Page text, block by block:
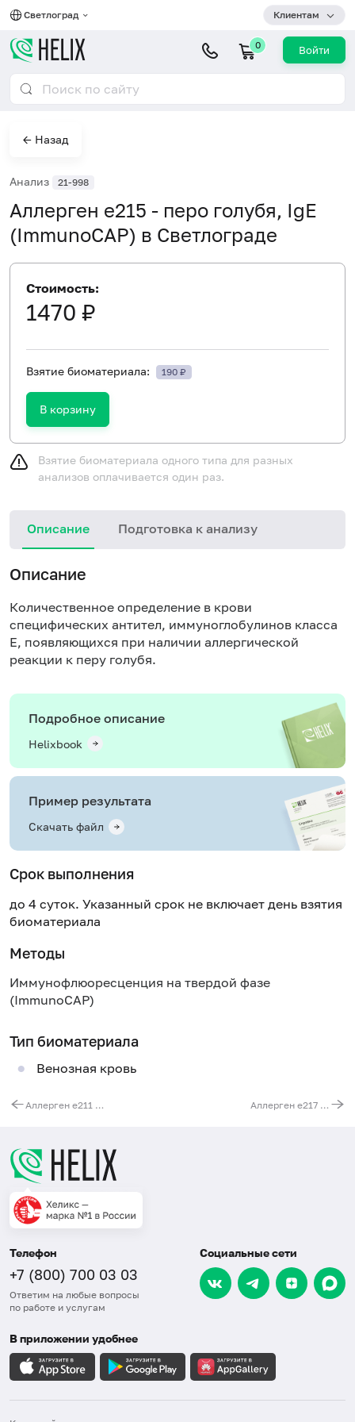
Светлоград Клиентам
0 Войти
← Назад
Анализ 21-998
Аллерген e215 - перо голубя, IgE
(ImmunoCAP) в Светлограде
Стоимость:
1470 ₽
Взятие биоматериала: 190 ₽
В корзину
Взятие биоматериала одного типа для разных
анализов оплачивается один раз.
Описание Подготовка к анализу
Описание
Количественное определение в крови
специфических антител, иммуноглобулинов класса
E, появляющихся при наличии аллергической
реакции к перу голубя.
Подробное описание
Helixbook
Пример результата
Скачать файл
Срок выполнения
до 4 суток. Указанный срок не включает день взятия
биоматериала
Методы
Иммунофлюоресценция на твердой фазе
(ImmunoCAP)
Тип биоматериала
Венозная кровь
Аллерген e211 - протеины мочи кролика, IgE (ImmunoCAP) Аллерген e217 - эпителий хорька, IgE (ImmunoCAP)
Телефон
+7 (800) 700 03 03
Ответим на любые вопросы
по работе и услугам
Социальные сети
В приложении удобнее